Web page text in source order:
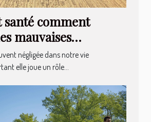
santé comment
mauvaises
réduire les
négligée dans notre vie
elle joue un rôle...